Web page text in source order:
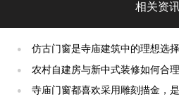
相关资
●
仿古门窗是寺庙建筑中的理想选择
终生【冠墅阳光】
●
农村自建房与新中式装修如何合理
阳光】
●
寺庙门窗都喜欢采用雕刻描金，